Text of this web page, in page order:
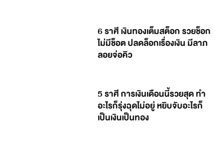
6 ราศี เงินทองเต็มสต็อก รวยช็อก
ไม่มีช็อต ปลดล็อกเรื่องเงิน มีลาภ
ลอยจ่อคิว
5 ราศี การเงินเดือนนี้รวยสุด ทำ
อะไรก็รุ่งฉุดไม่อยู่ หยิบจับอะไรก็
เป็นเงินเป็นทอง